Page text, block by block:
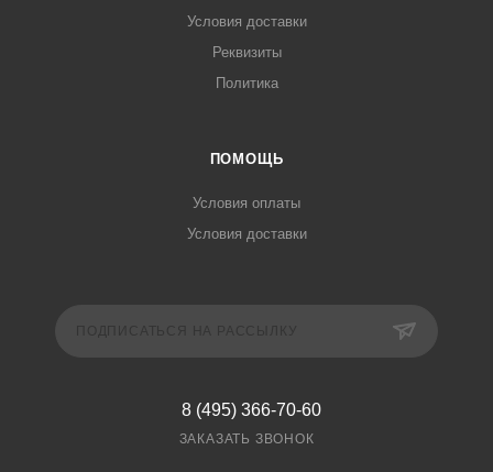
Условия доставки
Реквизиты
Политика
ПОМОЩЬ
Условия оплаты
Условия доставки
8 (495) 366-70-60
ЗАКАЗАТЬ ЗВОНОК